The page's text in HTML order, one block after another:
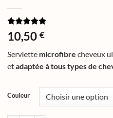
Noté5sur
5 basé sur
5
client
10,50 €
Serviette microfibre cheveux
etadaptée à tous types de
Couleur